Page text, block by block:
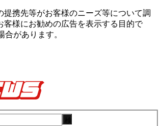
提携先等がお客様のニーズ等について調
客様にお勧めの広告を表⽰する⽬的で
合があります。